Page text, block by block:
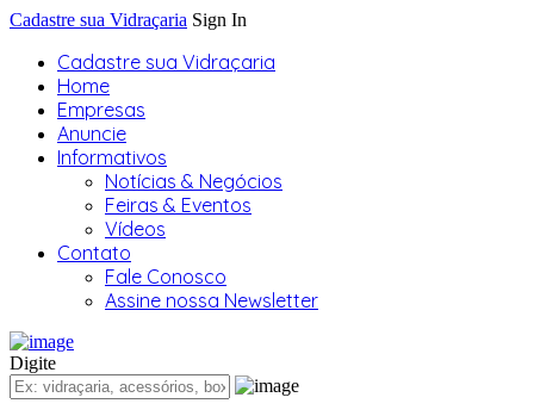
Cadastre sua Vidraçaria Sign In
Cadastre sua Vidraçaria
Home
Empresas
Anuncie
Informativos
Notícias & Negócios
Feiras & Eventos
Vídeos
Contato
Fale Conosco
Assine nossa Newsletter
Digite